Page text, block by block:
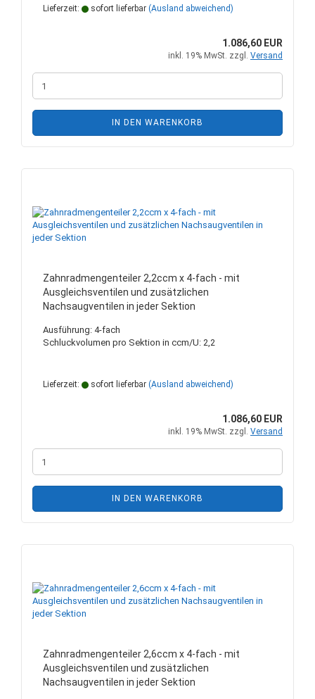
Lieferzeit: sofort lieferbar (Ausland abweichend)
1.086,60 EUR
inkl. 19% MwSt. zzgl. Versand
IN DEN WARENKORB
Zahnradmengenteiler 2,2ccm x 4-fach - mit
Ausgleichsventilen und zusätzlichen
Nachsaugventilen in jeder Sektion
Ausführung: 4-fach
Schluckvolumen pro Sektion in ccm/U: 2,2
Lieferzeit: sofort lieferbar (Ausland abweichend)
1.086,60 EUR
inkl. 19% MwSt. zzgl. Versand
IN DEN WARENKORB
Zahnradmengenteiler 2,6ccm x 4-fach - mit
Ausgleichsventilen und zusätzlichen
Nachsaugventilen in jeder Sektion